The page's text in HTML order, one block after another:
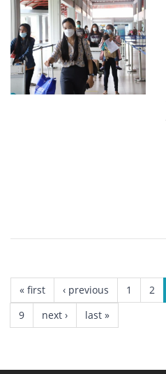
PAGES
« first ‹ previous 1 2
9
next › last »